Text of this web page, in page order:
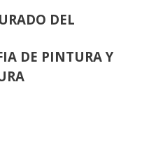
DEL
DE PINTURA Y